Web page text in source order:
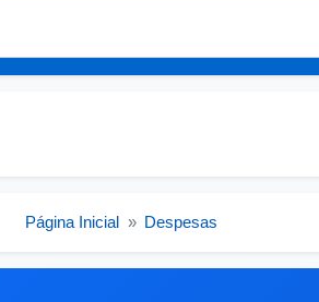
Página Inicial » Despesas